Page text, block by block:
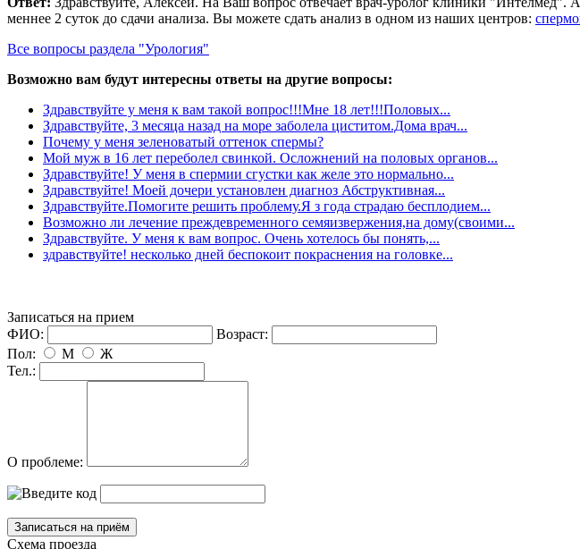
меннее 2 суток до сдачи анализа. Вы можете сдать анализ в одном из наших центров:
се вопросы раздела "Урология"
озможно вам будут интересны ответы на другие вопросы:
Здравствуйте у меня к вам такой вопрос!!!Мне 18 лет!!!Половых...
Здравствуйте, 3 месяца назад на море заболела циститом.Дома врач...
Почему у меня зеленоватый оттенок спермы?
Мой муж в 16 лет переболел свинкой. Осложнений на половых органов...
Здравствуйте! У меня в спермии сгустки как желе это нормально...
Здравствуйте! Моей дочери установлен диагноз Абструктивная...
Здравствуйте.Помогите решить проблему.Я з года страдаю бесплодием...
озможно ли лечение преждевременного семяизвержения,на дому(своими...
Здравствуйте. У меня к вам вопрос. Очень хотелось бы понять,...
здравствуйте! несколько дней беспокоит покраснения на головке...
Записаться на прием
ФИО:
озраст:
Пол:
М
Ж
Тел.:
О проблеме:
Схема проезда